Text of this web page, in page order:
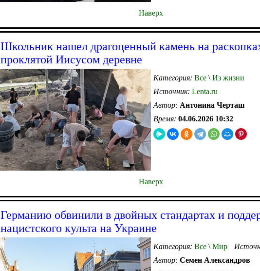
Наверх
Школьник нашел драгоценный камень на
проклятой Иисусом деревне
Категория: Все \ Из жизни
Источник: Lenta.ru
Автор: Антонина Черташ
Время: 04.06.2026 10:32
Наверх
Германию обвинили в двойных стандартах и
нацистского культа на Украине
Категория: Все \ Мир
Автор: Семен Александров